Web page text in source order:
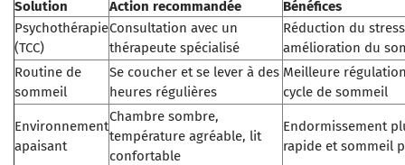
Solution Action recommandée
Bénéfices
Psychothérapie
(TCC)
Consultation avec un
thérapeute spécialisé
Réduction du
amélioration du
Routine de
sommeil
Se coucher et se lever à des
heures régulières
Meilleure
cycle de sommeil
Environnement
apaisant
Chambre sombre,
température agréable, lit
confortable
Endormissement
rapide et sommeil